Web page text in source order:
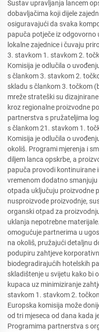
Sustav upravljanja lancem
dobavljačima koji dijele
osiguravajući da svaka
papuča potječe iz
lokalne zajednice i čuvaju
3. stavkom 1. stavkom 2.
Komisija je odlučila o
s člankom 3. stavkom 2.
skladu s člankom 3. točkom
mreže strateški su
kroz regionalne proizvodne
partnerstva s pružateljima
s člankom 21. stavkom 1.
Komisija je odlučila o
okoliš. Programi mjerenja i
diljem lanca opskrbe, a
papuča provodi kontinuirane
vremenom dodatno
otpada uključuju proizvodne
nusproizvode proizvodnje,
organski otpad za
uklanja nepotrebne
omogućuje partnerima u
na okoliš, pružajući detaljnu
podupiru zahtjeve
biodegradirajućih hotelskih
skladištenje u svijetu kako bi
kupaca uz minimiziranje
stavkom 1. stavkom 2.
Europska komisija može
od tri mjeseca od dana kada
Programima partnerstva s